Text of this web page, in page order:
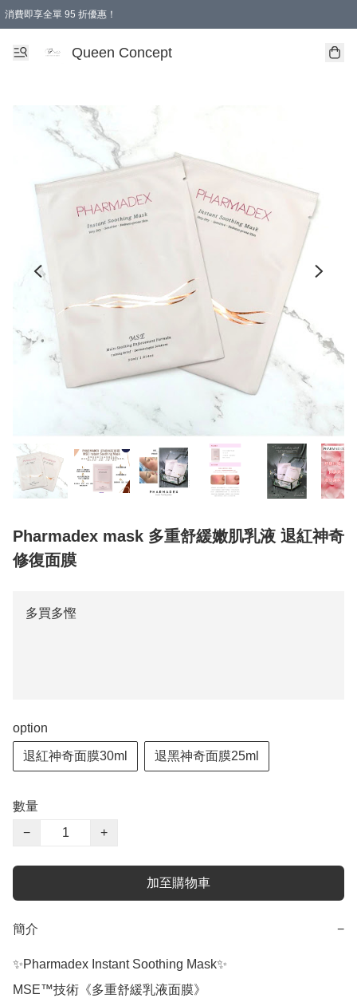
消費即享全單 95 折優惠！
Queen Concept
Pharmadex mask 多重舒緩嫩肌乳液 退紅神奇
修復面膜
多買多慳
option
退紅神奇面膜30ml 退黑神奇面膜25ml
數量
−
+
加至購物車
簡介 −
✨Pharmadex Instant Soothing Mask✨
MSE™️技術《多重舒緩乳液面膜》